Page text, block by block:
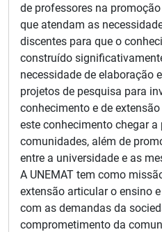
de professores na
que atendam as
discentes para que o
construído
necessidade de elaboração
projetos de pesquisa para
conhecimento e de
este conhecimento chegar a
comunidades, além de
entre a universidade e as
A UNEMAT tem como
extensão articular o ensino
com as demandas da
comprometimento da